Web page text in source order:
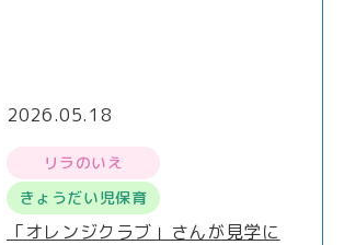
2026.05.18
リラのいえ
きょうだい児保育
「オレンジクラブ」さんが見学に